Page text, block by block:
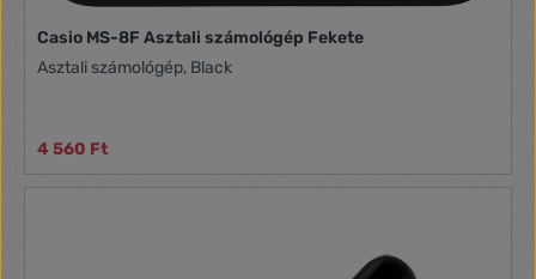
Casio MS-8F Asztali számológép Fekete
Asztali számológép, Black
4 560 Ft